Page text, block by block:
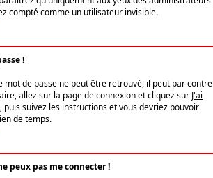
compté comme un utilisateur invisible.
!
mot de passe ne peut être retrouvé, il peut par contre
allez sur la page de connexion et cliquez sur J'ai
, puis suivez les instructions et vous devriez pouvoir
de temps.
peux pas me connecter !